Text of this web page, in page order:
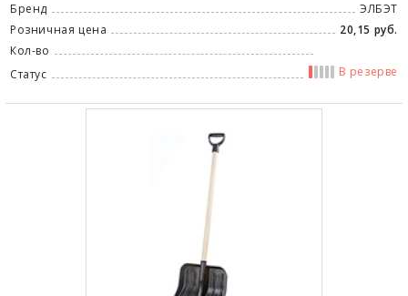
Бренд
ЭЛБЭТ
Розничная цена
20,15 руб.
Кол-во
Статус
В резерве